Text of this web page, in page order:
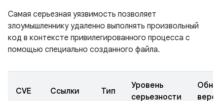
Самая серьезная уязвимость позволяет
злоумышленнику удаленно выполнять произвольный
код в контексте привилегированного процесса с
помощью специально созданного файла.
CVE Ссылки Тип
Уровень
серьезности